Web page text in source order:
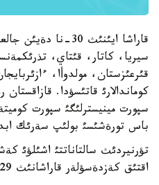
قاراشا ايئنئث 30-
سيريا، كاتار، قئتاي،
قئرعئزستان، مولدوأا،
كوماندالارئ قاتئسؤدا.
سپورت مينيسترلئگئ سپورت
باس تورةشئسئ بولئپ سةرئك
اقتئق كةزدةسؤلةر قاراشانئث 29-نا بةلگئلةنئپ وتئر.